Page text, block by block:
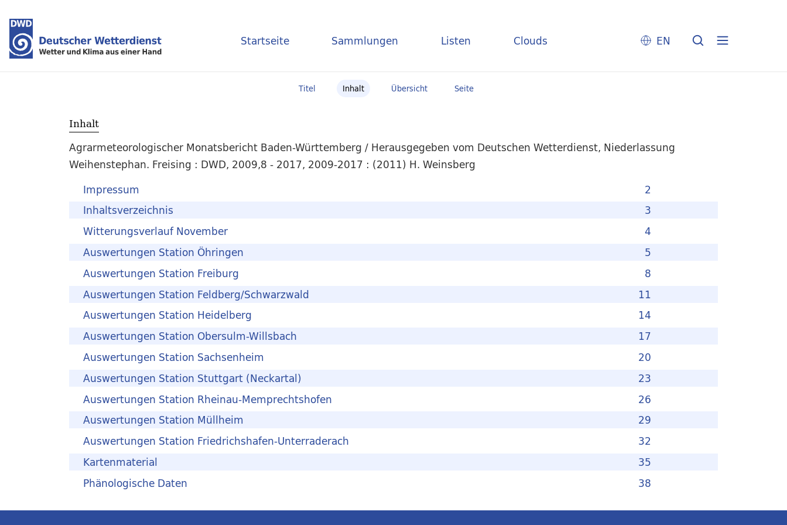
Startseite Sammlungen Listen Clouds EN
Titel Inhalt Übersicht Seite
Inhalt
Agrarmeteorologischer Monatsbericht Baden-Württemberg / Herausgegeben vom Deutschen Wetterdienst, Niederlassung
Weihenstephan. Freising : DWD, 2009,8 - 2017, 2009-2017 : (2011) H. Weinsberg
2
Impressum
3
Inhaltsverzeichnis
4
Witterungsverlauf November
5
Auswertungen Station Öhringen
8
Auswertungen Station Freiburg
11
Auswertungen Station Feldberg/Schwarzwald
14
Auswertungen Station Heidelberg
17
Auswertungen Station Obersulm-Willsbach
20
Auswertungen Station Sachsenheim
23
Auswertungen Station Stuttgart (Neckartal)
26
Auswertungen Station Rheinau-Memprechtshofen
29
Auswertungen Station Müllheim
32
Auswertungen Station Friedrichshafen-Unterraderach
35
Kartenmaterial
38
Phänologische Daten